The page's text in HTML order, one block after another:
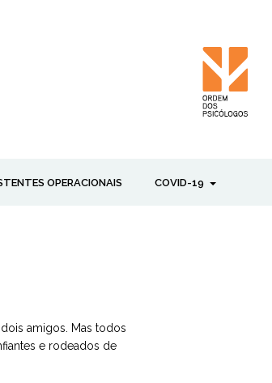
OPERACIONAIS COVID-19
amigos. Mas todos
e rodeados de